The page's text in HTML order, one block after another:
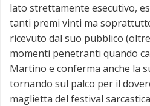
lato strettamente esecutivo,
tanti premi vinti ma
ricevuto dal suo pubblico
momenti penetranti quando
Martino e conferma anche la
tornando sul palco per il
maglietta del festival